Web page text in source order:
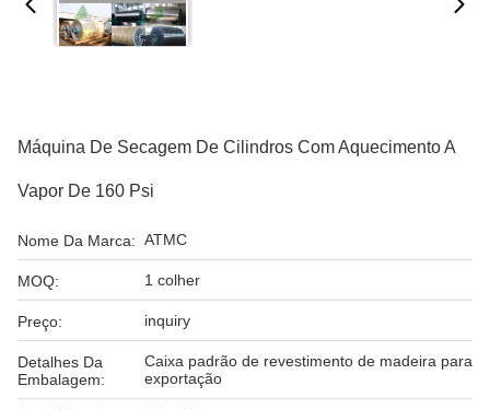
Máquina De Secagem De Cilindros Com Aquecimento A
Vapor De 160 Psi
Nome Da Marca: ATMC
MOQ: 1 colher
Preço: inquiry
Detalhes Da
Embalagem:
Caixa padrão de revestimento de madeira para
exportação